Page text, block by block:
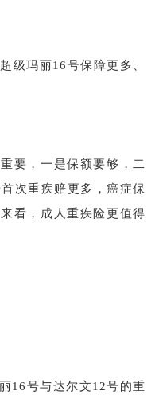
级玛丽16号保障更多、
要，一是保额要够，二
次重疾赔更多，癌症保
看，成人重疾险更值得
16号与达尔文12号的重